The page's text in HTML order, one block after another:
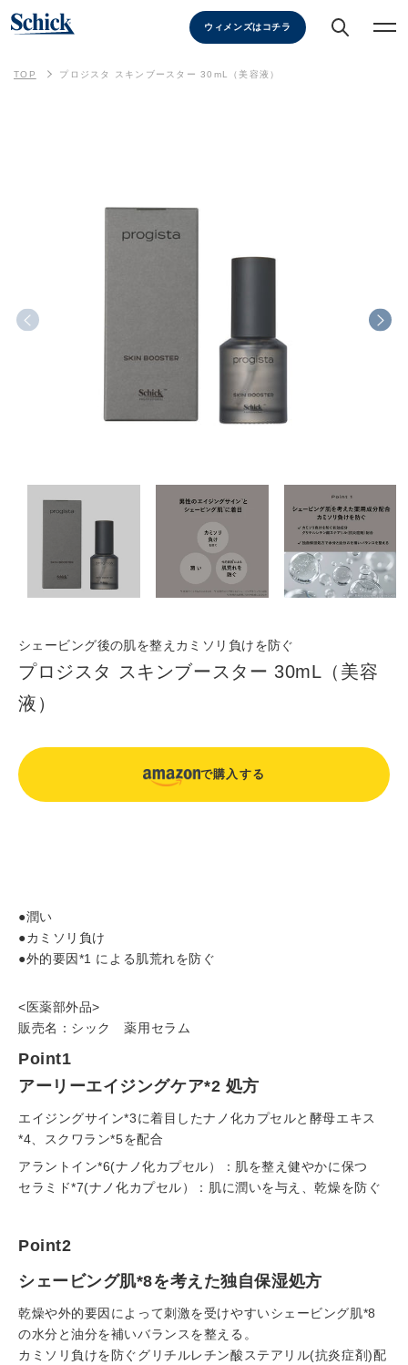
ウィメンズはコチラ
TOP プロジスタ スキンブースター 30mL（美容液）
シェービング後の肌を整えカミソリ負けを防ぐ​
プロジスタ スキンブースター 30mL（美容
液）
で購入する
商
れ
る
●潤い
●カミソリ負け
●外的要因*1 による肌荒れを防ぐ
<医薬部外品>
販売名：シック 薬用セラム
Point1
アーリーエイジングケア*2 処方
エイジングサイン*3に着目したナノ化カプセルと酵母エキス
*4、スクワラン*5を配合
アラントイン*6(ナノ化カプセル）：肌を整え健やかに保つ
セラミド*7(ナノ化カプセル）：肌に潤いを与え、乾燥を防ぐ
Point2
シェービング肌*8を考えた独自保湿処方
乾燥や外的要因によって刺激を受けやすいシェービング肌*8
の水分と油分を補いバランスを整える。
カミソリ負けを防ぐグリチルレチン酸ステアリル(抗炎症剤)配